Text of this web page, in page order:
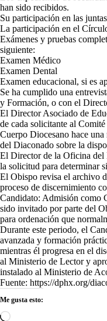
han sido recibidos.
Su participación en las
La participación en el
Exámenes y pruebas
siguiente:
Examen Médico
Examen Dental
Examen educacional, si es
Se ha cumplido una
y Formación, o con el
El Director Asociado de
de cada solicitante al
Cuerpo Diocesano hace
del Diaconado sobre la
El Director de la Oficina del
la solicitud para determinar
El Obispo revisa el archivo
proceso de discernimiento
Candidato: Admisión como
sido invitado por parte del
para ordenación que
Durante este periodo, el
avanzada y formación
mientras él progresa en el
al Ministerio de Lector y
instalado al Ministerio de
Fuente: https://dphx.org/
Me gusta esto:
Cargando...